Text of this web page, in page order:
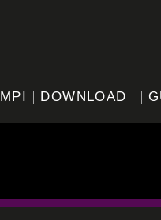
DOWNLOAD